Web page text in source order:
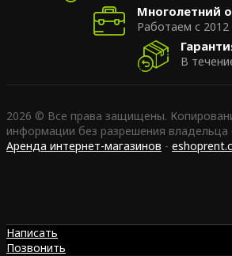
Многолетний
Работаем с 2012
В
2026 © Все права защищены.
информации без разрешения владельца
Аренда интернет-магазинов -
Написать
Позвонить